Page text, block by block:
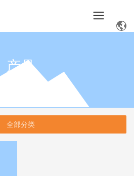
产品
全部分类